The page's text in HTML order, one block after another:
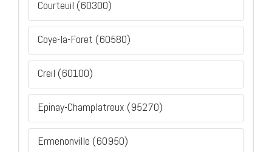
Courteuil (60300)
Coye-la-Foret (60580)
Creil (60100)
Epinay-Champlatreux (95270)
Ermenonville (60950)